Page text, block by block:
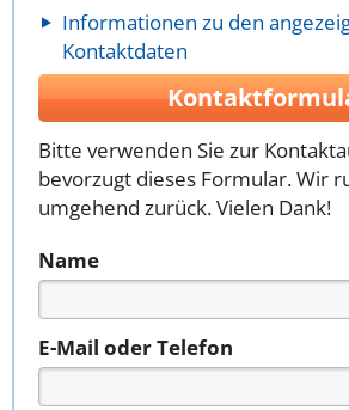
Informationen zu den
Kontaktdaten
Bitte verwenden Sie zur
bevorzugt dieses Formular. Wir
umgehend zurück. Vielen Dank!
Name
E-Mail oder Telefon